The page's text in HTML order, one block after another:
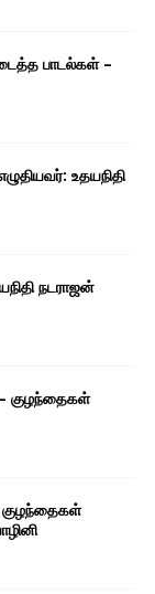
பாடல்கள் –
உதயநிதி
நடராஜன்
குழந்தைகள்
குழந்தைகள்